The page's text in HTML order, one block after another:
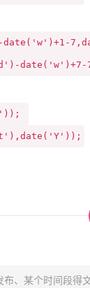
date('w')+1-
布、某个时间段得